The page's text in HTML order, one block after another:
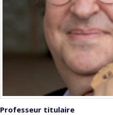
Professeur titulaire